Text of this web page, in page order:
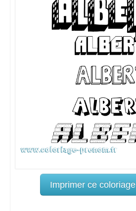
Imprimer ce coloriage